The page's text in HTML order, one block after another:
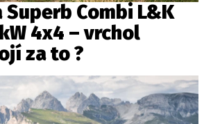
Superb Combi L&K
4x4 – vrchol
za to ?